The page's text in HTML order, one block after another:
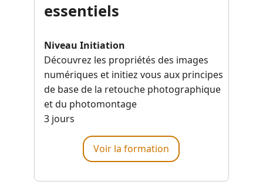
essentiels
Niveau Initiation
Découvrez les propriétés des images
numériques et initiez vous aux principes
de base de la retouche photographique
et du photomontage
3 jours
Voir la formation